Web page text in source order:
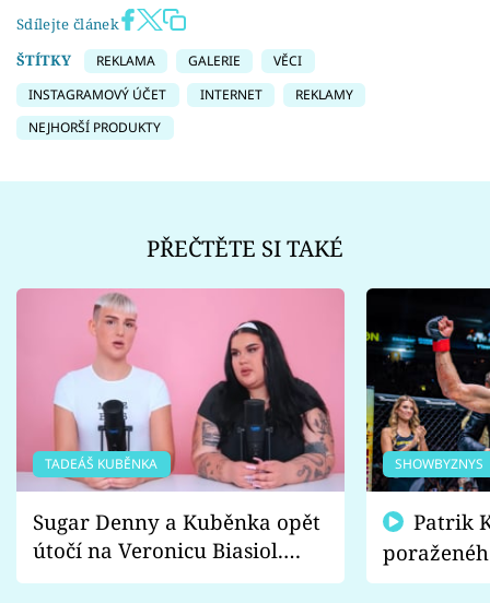
Sdílejte článek
ŠTÍTKY
REKLAMA GALERIE
VĚCI
INSTAGRAMOVÝ ÚČET
INTERNET
REKLAMY
NEJHORŠÍ PRODUKTY
PŘEČTĚTE SI TAKÉ
TADEÁŠ KUBĚNKA
Sugar Denny a Kuběnka opět
útočí na Veronicu Biasiol.
Proč je podle nich falešná a
SHOWBYZNYS
fanoušci